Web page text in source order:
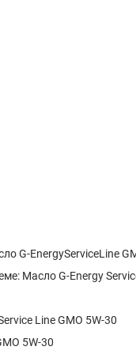
G-EnergyServiceLine
Масло G-Energy
Line GMO 5W-30
5W-30